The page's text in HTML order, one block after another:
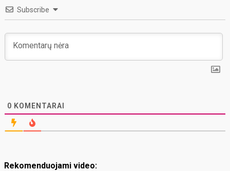
Subscribe
0 KOMENTARAI
Rekomenduojami video: